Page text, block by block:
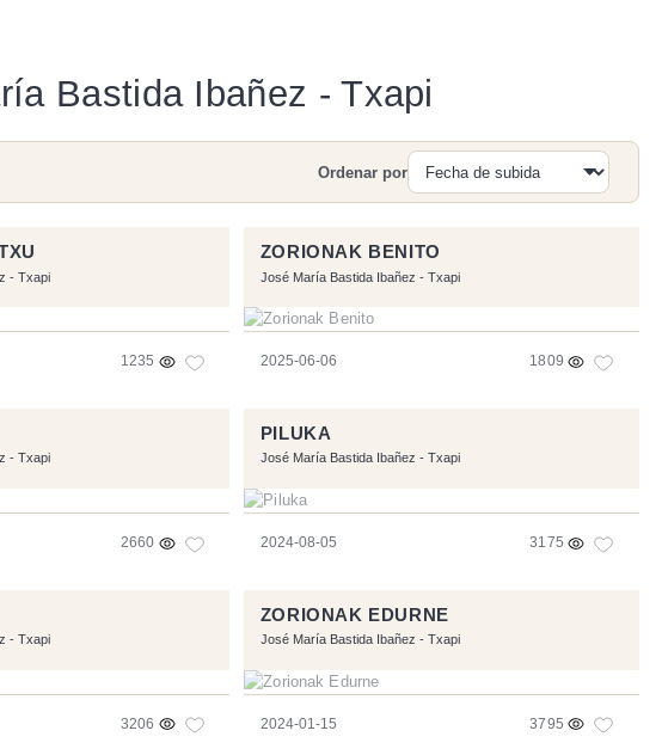
Bastida Ibañez - Txapi
Buscar
Ordenar por
- Txapi
1235
ZORIONAK BENITO
José María Bastida Ibañez - Txapi
2025-06-06 1809
- Txapi
2660
PILUKA
José María Bastida Ibañez - Txapi
2024-08-05 3175
- Txapi
3206
ZORIONAK EDURNE
José María Bastida Ibañez - Txapi
2024-01-15 3795